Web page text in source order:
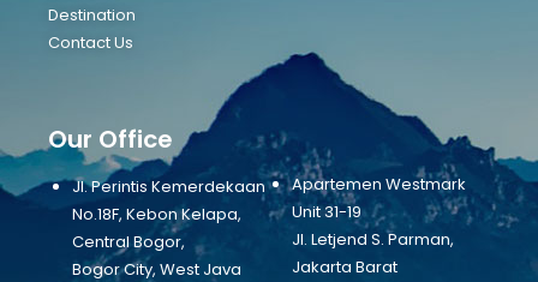
Destination
Contact Us
Our Office
Jl. Perintis Kemerdekaan
No.18F, Kebon Kelapa,
Central Bogor,
Bogor City, West Java
Apartemen Westmark
Unit 31-19
Jl. Letjend S. Parman,
Jakarta Barat